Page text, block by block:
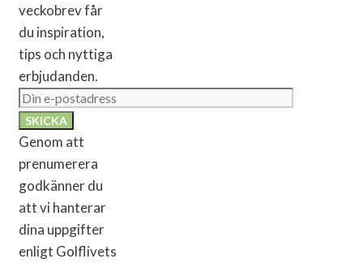
veckobrev får
du inspiration,
tips och nyttiga
erbjudanden.
Genom att
prenumerera
godkänner du
att vi hanterar
dina uppgifter
enligt Golflivets